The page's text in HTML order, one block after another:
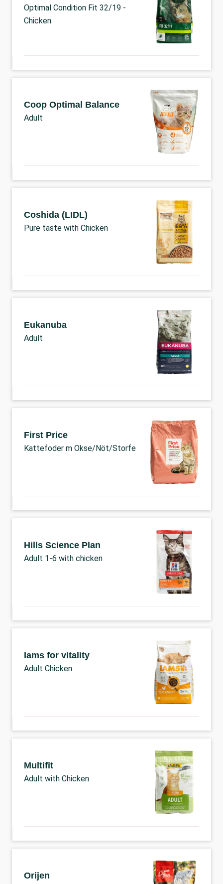
Optimal Condition Fit 32/19 -
Chicken
Coop Optimal Balance
Adult
Coshida (LIDL)
Pure taste with Chicken
Eukanuba
Adult
First Price
Kattefoder m Okse/Nöt/Storfe
Hills Science Plan
Adult 1-6 with chicken
Iams for vitality
Adult Chicken
Multifit
Adult with Chicken
Orijen